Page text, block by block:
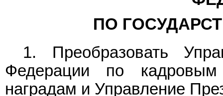
ПО
1. Преобразовать
Федерации по
наградам и Управление